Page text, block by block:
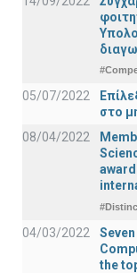
05/07/2022
στο
08/04/2022
04/03/2022
the